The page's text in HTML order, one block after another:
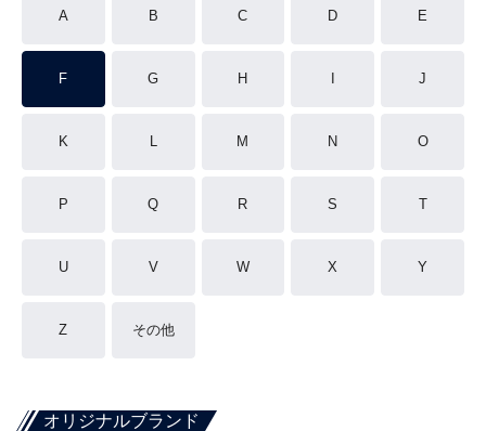
A B C D E
F G H J
K L M N O
P Q R S T
U V W X Y
Z その他
オリジナルブランド